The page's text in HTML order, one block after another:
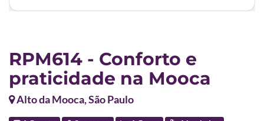
RPM614 - Conforto e
praticidade na Mooca
Alto da Mooca, São Paulo